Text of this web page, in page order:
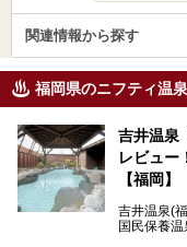
関連情報から探す
福岡県のニフティ温
吉井温泉
レビュー
【福岡】
吉井温泉(
国民保養温